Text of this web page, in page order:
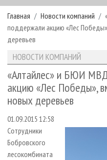
РУБРИКИ И ТЕМЫ
РУБРИКИ ЖУРНАЛА
ЛЕСНОЕ ХОЗЯЙСТВО
ЛЕСОЗАГОТОВКА
ЛЕСОПИЛЕНИЕ
ДЕРЕВООБРАБОТКА
СУШКА ДРЕВЕСИНЫ
ПРОИЗВОДСТВО
ДЕРЕВЯННОЕ
ПРОИЗВОДСТВО МЕБЕЛИ
НОВОСТИ
КАЛЕНДАРЬ СОБЫТИЙ
НОВОСТИ ЛПК
НОВОСТИ ЖУРНАЛА
НОВОСТИ КОМПАНИЙ
ПРОЕКТЫ ЛПИ
АНАЛИТИКА
ПРЕДПРИЯТИЯ ЛПК
ЛЕСНЫЕ РЕГИОНЫ РОССИИ
ПЕРСОНЫ
МОБИЛЬНЫЕ ВЫСТАВКИ
ОФИЦИАЛЬНЫЕ ДЕЛЕГАЦИИ
ПРИОРИТЕТНЫЕ
АРХИВ
АРХИВ ЖУРНАЛОВ
СТАТЬИ
О ЖУРНАЛЕ
ПОДПИСКА
КОНТАКТЫ
РЕКЛАМОДАТЕЛЯМ
РЕКЛАМА
РЕКЛАМА НА САЙТЕ
Главная Новости компаний
поддержали акцию «Лес
деревьев
НОВОСТИ КОМПАНИЙ
«Алтайлес» и БЮИ
акцию «Лес Победы»,
новых деревьев
01.09.2015 12:58
Сотрудники
Бобровского
лесокомбината